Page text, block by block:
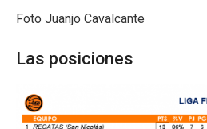
Foto Juanjo Cavalcante
Las posiciones